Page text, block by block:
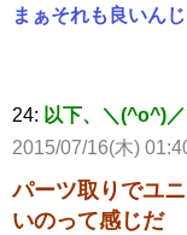
まぁそれも良いん
24: 以下、＼(^o^)
2015/07/16(木)
パーツ取りでユ
いのって感じだ